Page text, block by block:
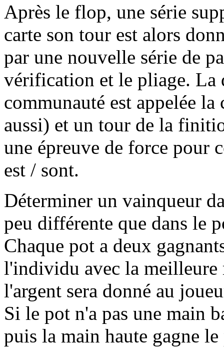
Après le flop, une série
carte son tour est alors
par une nouvelle série de
vérification et le pliage. La
communauté est appelée
aussi) et un tour de la
une épreuve de force pour
est / sont.
Déterminer un vainqueur
peu différente que dans le
Chaque pot a deux
l'individu avec la meilleure
l'argent sera donné au
Si le pot n'a pas une main
puis la main haute gagne